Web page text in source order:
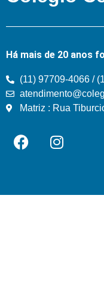
Há mais de 20 anos
(11) 97709-4066 /
Matriz : Rua